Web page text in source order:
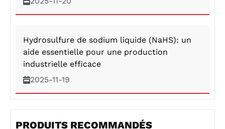
Hydrosulfure de sodium liquide (NaHS): un
aide essentielle pour une production
industrielle efficace ​
2025-11-19
PRODUITS RECOMMANDÉS